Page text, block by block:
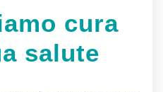
cura
salute